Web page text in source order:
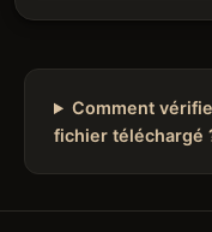
Comment
fichier téléchargé